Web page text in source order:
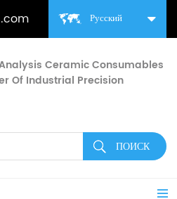
Русский
Ceramic Consumables
Of Industrial Precision